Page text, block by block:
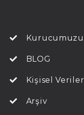
BLOG
Kişisel
Arşiv